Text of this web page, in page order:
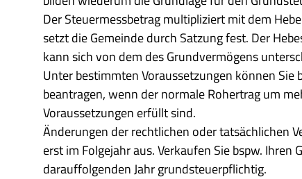
Der Steuermessbetrag multipliziert mit dem
setzt die Gemeinde durch Satzung fest. Der
kann sich von dem des Grundvermögens
Unter bestimmten Voraussetzungen können Sie
beantragen, wenn der normale Rohertrag um
Voraussetzungen erfüllt sind.
Änderungen der rechtlichen oder tatsächlichen
erst im Folgejahr aus. Verkaufen Sie bspw.
darauffolgenden Jahr grundsteuerpflichtig.